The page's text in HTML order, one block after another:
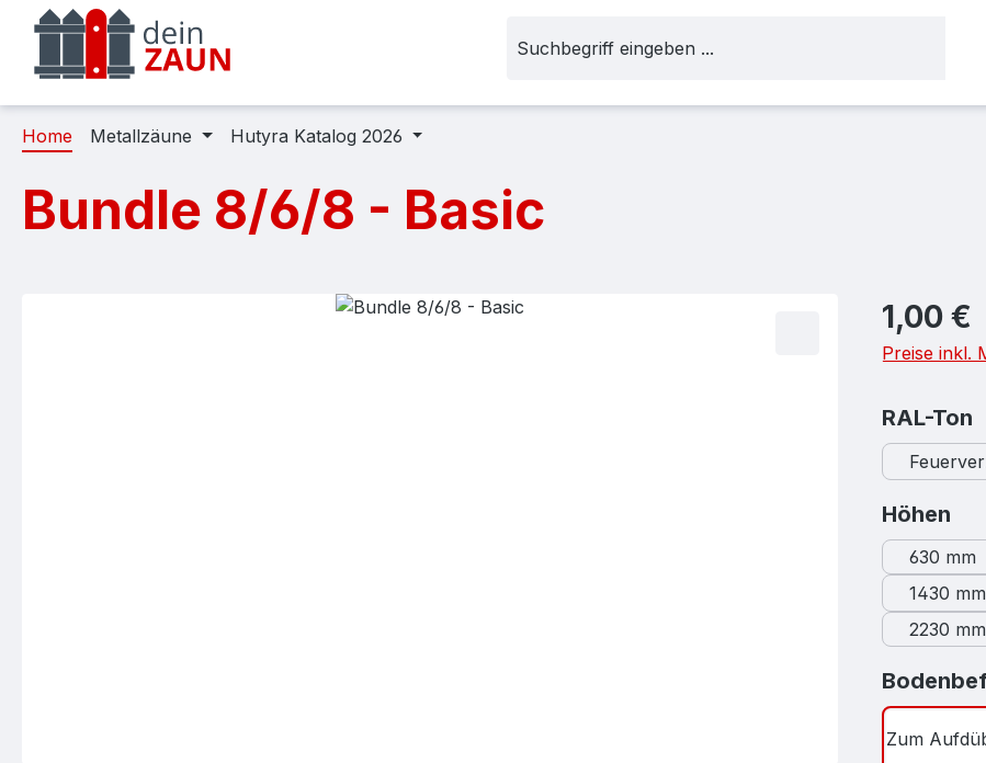
Hauptinhalt springen
Zur Suche springen
Zur Hauptnavigation springen
Home Metallzäune Hutyra Katalog 2026
Bundle 8/6/8 - Basic
Regulärer
1,00 €
Preise inkl.
RAL-Ton
Höhen
630 mm
1430 mm
2230 mm
Zum